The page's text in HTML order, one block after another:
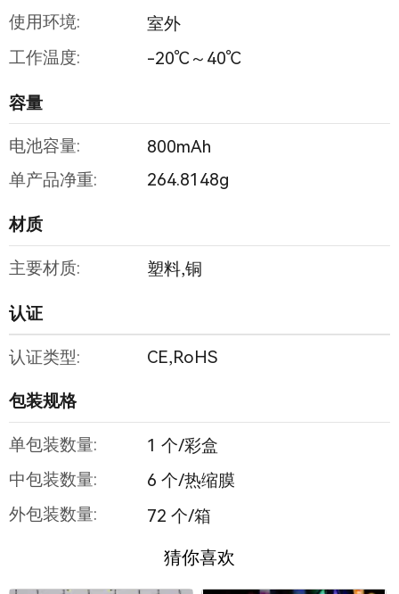
使用环境:
室外
工作温度:
-20℃～40℃
容量
电池容量:
800mAh
单产品净重:
264.8148g
材质
主要材质: 塑料,铜
认证
认证类型: CE,RoHS
包装规格
单包装数量:
1 个/彩盒
中包装数量:
6 个/热缩膜
外包装数量:
72 个/箱
猜你喜欢